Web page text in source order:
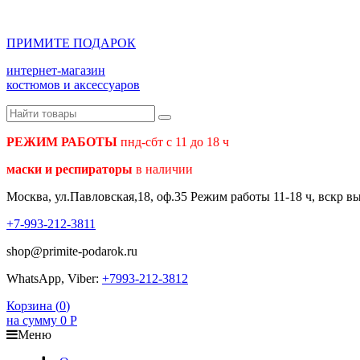
ПРИМИТЕ ПОДАРОК
интернет-магазин
костюмов и аксессуаров
РЕЖИМ РАБОТЫ пнд-сбт с 11 до 18 ч
маски и респираторы в наличии
Москва, ул.Павловская,18, оф.35 Режим работы 11-18 ч, вскр
+7-993-212-3811
shop@primite-podarok.ru
WhatsApp, Viber: +7993-212-3812
Корзина (0)
на сумму 0 Р
Меню